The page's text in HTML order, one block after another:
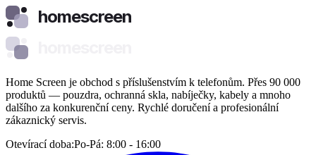
homescreen
Home Screen je obchod s příslušenstvím k telefonům. Přes 90 000
produktů — pouzdra, ochranná skla, nabíječky, kabely a mnoho
dalšího za konkurenční ceny. Rychlé doručení a profesionální
zákaznický servis.
Otevírací doba:Po-Pá: 8:00 - 16:00